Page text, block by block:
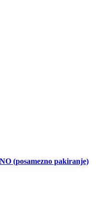
(posamezno pakiranje)